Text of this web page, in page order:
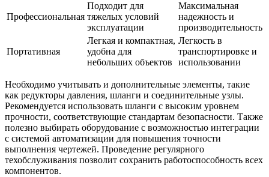
Профессиональная
Подходит для
тяжелых условий
эксплуатации
Максимальная
надежность и
производительность
Портативная
Легкая и компактная,
удобна для
небольших объектов
Легкость в
транспортировке и
использовании
Необходимо учитывать и дополнительные элементы, такие
как редукторы давления, шланги и соединительные узлы.
Рекомендуется использовать шланги с высоким уровнем
прочности, соответствующие стандартам безопасности. Также
полезно выбирать оборудование с возможностью интеграции
с системой автоматизации для повышения точности
выполнения чертежей. Проведение регулярного
техобслуживания позволит сохранить работоспособность всех
компонентов.